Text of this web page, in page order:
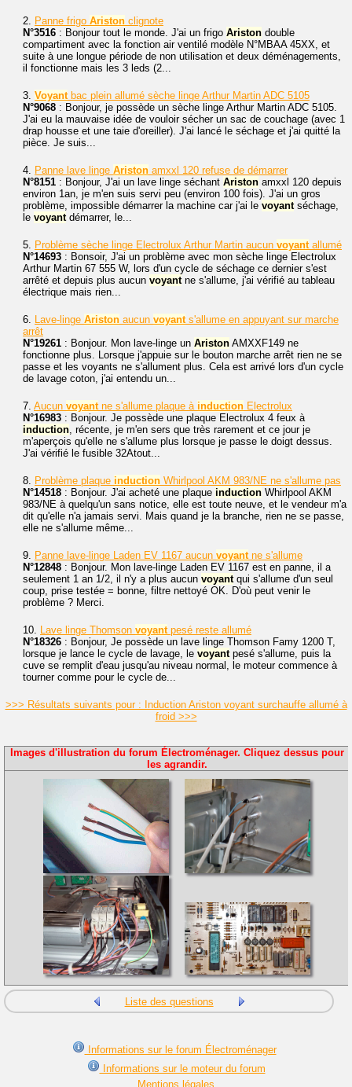
2. Panne frigo Ariston clignote
N°3516 : Bonjour tout le monde. J'ai un frigo Ariston double
compartiment avec la fonction air ventilé modèle N°MBAA 45XX, et
suite à une longue période de non utilisation et deux déménagements,
il fonctionne mais les 3 leds (2...
3. Voyantbac plein allumé sèche linge Arthur Martin ADC 5105
N°9068 : Bonjour, je possède un sèche linge Arthur Martin ADC 5105.
J'ai eu la mauvaise idée de vouloir sécher un sac de couchage (avec 1
drap housse et une taie d'oreiller). J'ai lancé le séchage et j'ai quitté la
pièce. Je suis...
4. Panne lave linge Ariston amxxl 120 refuse de démarrer
N°8151 : Bonjour, J'ai un lave linge séchant Ariston amxxl 120 depuis
environ 1an, je m'en suis servi peu (environ 100 fois). J'ai un gros
problème, impossible démarrer la machine car j'ai le voyantséchage,
le voyantdémarrer, le...
5. Problème sèche linge Electrolux Arthur Martin aucun voyantallumé
N°14693 : Bonsoir, J'ai un problème avec mon sèche linge Electrolux
Arthur Martin 67 555 W, lors d'un cycle de séchage ce dernier s'est
arrêté et depuis plus aucun voyantne s'allume, j'ai vérifié au tableau
électrique mais rien...
6. Lave-linge Ariston aucun voyants'allume en appuyant sur marche
arrêt
N°19261 : Bonjour. Mon lave-linge un Ariston AMXXF149 ne
fonctionne plus. Lorsque j'appuie sur le bouton marche arrêt rien ne se
passe et les voyants ne s'allument plus. Cela est arrivé lors d'un cycle
de lavage coton, j'ai entendu un...
7. Aucun voyantne s'allume plaque à induction Electrolux
N°16983 : Bonjour. Je possède une plaque Electrolux 4 feux à
induction, récente, je m'en sers que très rarement et ce jour je
m'aperçois qu'elle ne s'allume plus lorsque je passe le doigt dessus.
J'ai vérifié le fusible 32Atout...
8. Problème plaque induction Whirlpool AKM 983/NE ne s'allume pas
N°14518 : Bonjour. J'ai acheté une plaque induction Whirlpool AKM
983/NE à quelqu'un sans notice, elle est toute neuve, et le vendeur m'a
dit qu'elle n'a jamais servi. Mais quand je la branche, rien ne se passe,
elle ne s'allume même...
9. Panne lave-linge Laden EV 1167 aucun voyantne s'allume
N°12848 : Bonjour. Mon lave-linge Laden EV 1167 est en panne, il a
seulement 1 an 1/2, il n'y a plus aucun voyantqui s'allume d'un seul
coup, prise testée = bonne, filtre nettoyé OK. D'où peut venir le
problème ? Merci.
10. Lave linge Thomson voyantpesé reste allumé
N°18326 : Bonjour, Je possède un lave linge Thomson Famy 1200 T,
lorsque je lance le cycle de lavage, le voyantpesé s'allume, puis la
cuve se remplit d'eau jusqu'au niveau normal, le moteur commence à
tourner comme pour le cycle de...
>>> Résultats suivants pour : Induction Ariston voyant surchauffe allumé à
froid >>>
Images d'illustration du forum Électroménager. Cliquez dessus pour
les agrandir.
Liste des questions
Informations sur le forum Électroménager
Informations sur le moteur du forum
Mentions légales